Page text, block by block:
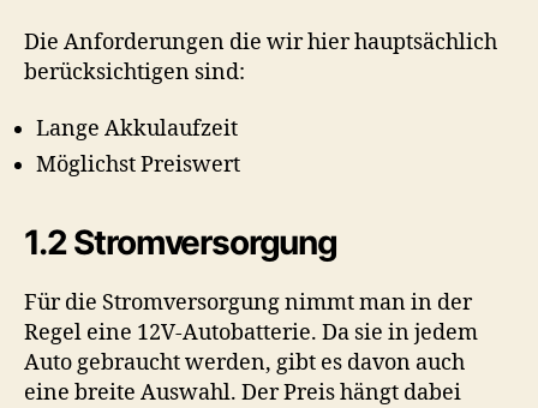
Die Anforderungen die wir hier hauptsächlich
berücksichtigen sind:
Lange Akkulaufzeit
Möglichst Preiswert
1.2 Stromversorgung
Für die Stromversorgung nimmt man in der
Regel eine 12V-Autobatterie. Da sie in jedem
Auto gebraucht werden, gibt es davon auch
eine breite Auswahl. Der Preis hängt dabei